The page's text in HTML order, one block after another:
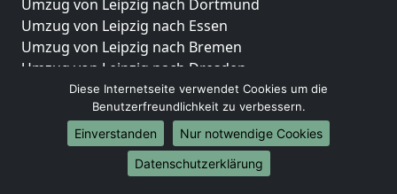
Umzug von Leipzig nach Dortmund
Umzug von Leipzig nach Essen
Umzug von Leipzig nach Bremen
Umzug von Leipzig nach Dresden
Umzug von Leipzig nach Hannover
Umzug von Leipzig nach Nürnberg
Umzug von Leipzig nach Duisburg
Umzug von Leipzig nach Bochum
Umzug von Leipzig nach Wuppertal
Diese Internetseite verwendet Cookies um die
Benutzerfreundlichkeit zu verbessern.
Einverstanden
Nur notwendige Cookies
Datenschutzerklärung